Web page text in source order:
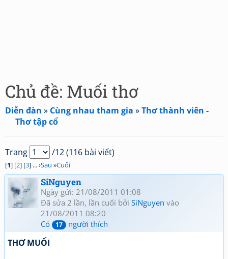
Chủ đề: Muối thơ
Diễn đàn » Cùng nhau tham gia »Thơ thành viên -
Thơ tập cổ
Trang /12 (116 bài viết)
[1] [2] [3] ... ›Sau »Cuối
SiNguyen
Ngày gửi: 21/08/2011 01:08
Đã sửa 2 lần, lần cuối bởi SiNguyen vào
21/08/2011 08:20
Có
17 người thích
THƠ MUỐI